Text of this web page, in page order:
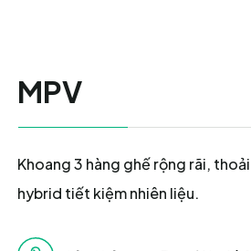
MPV
Khoang 3 hàng ghế rộng rãi,
hybrid tiết kiệm nhiên liệu.